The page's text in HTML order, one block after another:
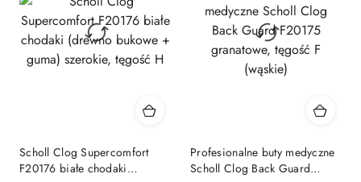
obniżką
Scholl Clog Supercomfort
F20176 białe chodaki
Profesionalne buty medyczne
Scholl Clog Back Guard